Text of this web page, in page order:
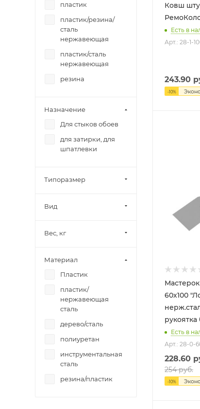
Ковш
Есть в
Арт.: 28-1-
243.90
-10%
60х100
рукоятка
Есть в
Арт.: 28-0-
228.60
254руб.
-10%
95
пластик
пластик/резина/
сталь
нержавеющая
пластик/сталь
нержавеющая
резина
Назначение
Для стыков обоев
для затирки, для
шпатлевки
Типоразмер
Вид
Вес, кг
Материал
Пластик
пластик/
нержавеющая
сталь
дерево/сталь
полиуретан
инструментальная
сталь
резина/пластик